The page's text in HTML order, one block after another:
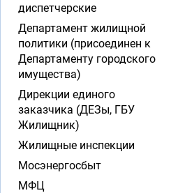
диспетчерские
Департамент жилищной
политики (присоединен к
Департаменту городского
имущества)
Дирекции единого
заказчика (ДЕЗы, ГБУ
Жилищник)
Жилищные инспекции
Мосэнергосбыт
МФЦ